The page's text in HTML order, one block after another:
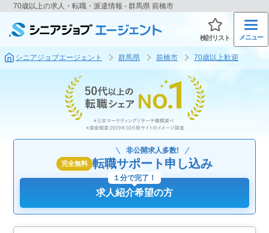
70歳以上の求人・転職・派遣情報 - 群馬県 前橋市
検討リスト メニュー
シニアジョブエージェント 群馬県 前橋市 70歳以上歓迎
完全無料
非公開求人多数!
転職サポート申し込み
求人紹介希望の方
１分で完了！